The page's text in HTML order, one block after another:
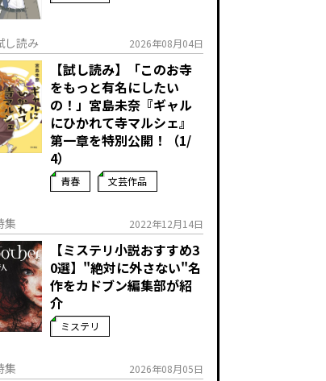
し読み 2026年08月04日
【試し読み】「このお寺
をもっと有名にしたい
の！」宮島未奈『ギャル
にひかれて寺マルシェ』
第一章を特別公開！（1/
4）
青春 文芸作品
集 2022年12月14日
【ミステリ小説おすすめ3
0選】"絶対に外さない"名
作をカドブン編集部が紹
介
ミステリ
集 2026年08月05日